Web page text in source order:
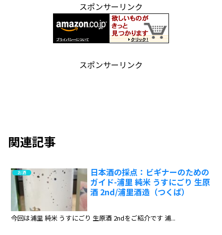
スポンサーリンク
スポンサーリンク
関連記事
お酒
日本酒の採点：ビギナーのための
ガイド-浦里 純米 うすにごり 生原
酒 2nd/浦里酒造（つくば）
今回は浦里 純米 うすにごり 生原酒 2ndをご紹介です 浦...